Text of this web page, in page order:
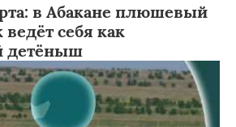
в Абакане плюшевый
себя как
детёныш